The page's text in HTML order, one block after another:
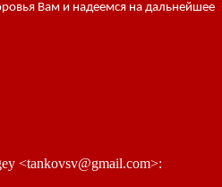
Вам и надеемся на дальнейшее
<tankovsv@gmail.com>: